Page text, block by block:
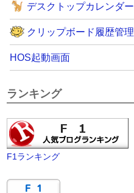
デスクトップカレンダー
クリップボード履歴管理
HOS起動画面
ランキング
F1ランキング